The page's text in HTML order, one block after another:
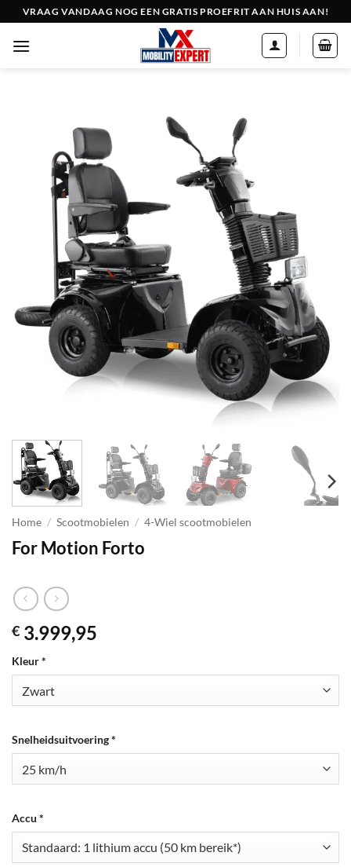
inhoud
VRAAG VANDAAG NOG EEN GRATIS PROEFRIT AAN HUIS AAN!
Home / Scootmobielen / 4-Wiel scootmobielen
For Motion Forto
€ 3.999,95
Kleur*
Snelheidsuitvoering*
Accu *